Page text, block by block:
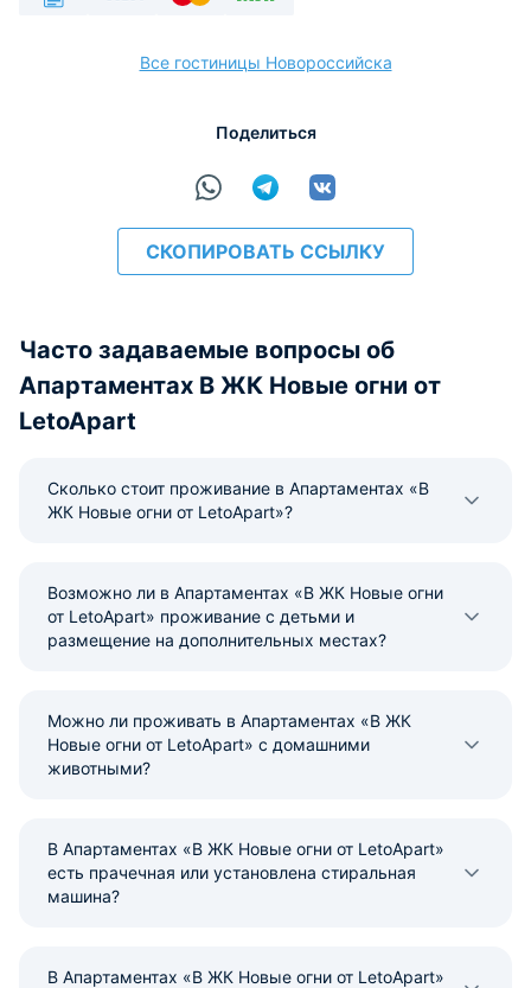
Все гостиницы Новороссийска
Поделиться
СКОПИРОВАТЬ ССЫЛКУ
Часто задаваемые вопросы об
Апартаментах В ЖК Новые огни от
LetoApart
Сколько стоит проживание в Апартаментах «В
ЖК Новые огни от LetoApart»?
Возможно ли в Апартаментах «В ЖК Новые огни
от LetoApart» проживание с детьми и
размещение на дополнительных местах?
Можно ли проживать в Апартаментах «В ЖК
Новые огни от LetoApart» с домашними
животными?
В Апартаментах «В ЖК Новые огни от LetoApart»
есть прачечная или установлена стиральная
машина?
В Апартаментах «В ЖК Новые огни от LetoApart»